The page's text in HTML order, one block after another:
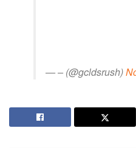
— – (@gcldsrush)